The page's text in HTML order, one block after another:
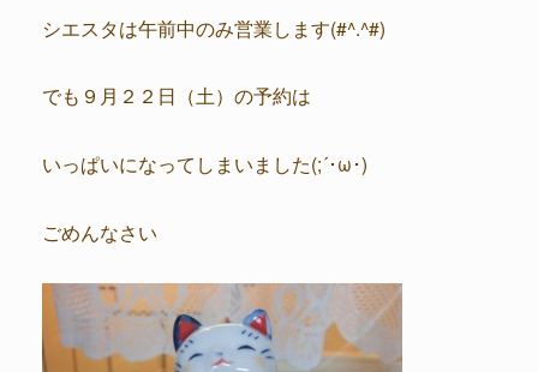
シエスタは午前中のみ営業します(#^.^#)
でも９月２２日（土）の予約は
いっぱいになってしまいました(;´･ω･)
ごめんなさい